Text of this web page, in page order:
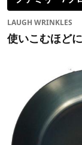
LAUGH WRINKLES
使いこむほど